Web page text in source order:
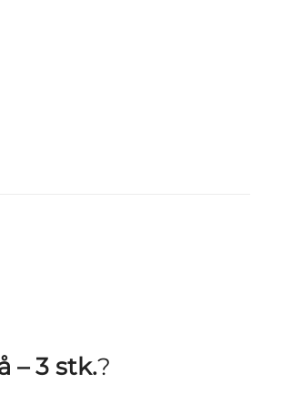
– 3 stk.?